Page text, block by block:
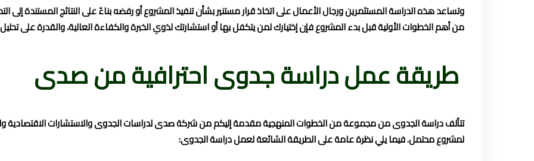
وتساعد هذه الدراسة المستثمرين ورجال الأعمال على اتخاذ قرار مستنير بشأن تنفيذ المشروع أو رفضه بناءً على النتائج المستندة إلى
من أهم الخطوات الأولية قبل بدء المشروع فإن إختيارك لمن يتكفل بها أو استشارتك لذوي الخبرة والكفاءة العالية، والقدرة على
طريقة عمل دراسة جدوى احترافية من صدى
تتألف دراسة الجدوى من مجموعة من الخطوات المنهجية مقدمة إليكم من شركة صدى لدراسات الجدوى والاستشارات الاقتصادية
لمشروع محتمل. فيما يلي نظرة عامة على الطريقة الشائعة لعمل دراسة الجدوى: